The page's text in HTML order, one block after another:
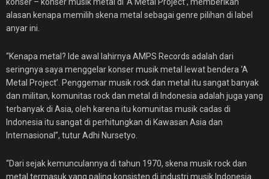
alasan kenapa memilih skena metal sebagai genre pilihan di label
anyar ini.
“Kenapa metal? Ide awal lahirnya AMPS Records adalah dari
seringnya saya menggelar konser musik metal lewat bendera ‘A
Metal Project’. Penggemar musik rock dan metal itu sangat banyak
dan militan, komunitas rock dan metal di Indonesia adalah juga yang
terbanyak di Asia, oleh karena itu komunitas musik cadas di
Indonesia itu sangat di perhitungkan di Kawasan Asia dan
Internasional”, tutur Adhi Nursetyo.
“Dari sejak kemunculannya di tahun 1970, skena musik rock dan
metal termasuk yang paling konsisten di industri musik Indonesia.